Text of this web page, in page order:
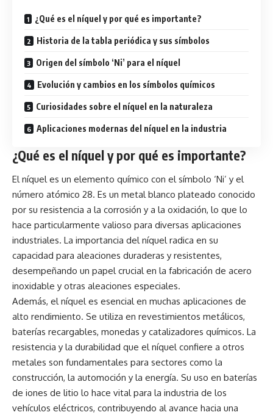
¿Qué es el níquel y por qué es importante?
Historia de la tabla periódica y sus símbolos
Origen del símbolo ‘Ni’ para el níquel
Evolución y cambios en los símbolos químicos
Curiosidades sobre el níquel en la naturaleza
Aplicaciones modernas del níquel en la industria
¿Qué es el níquel y por qué es importante?
El níquel es un elemento químico con el símbolo ‘Ni’ y el
número atómico 28. Es un metal blanco plateado conocido
por su resistencia a la corrosión y a la oxidación, lo que lo
hace particularmente valioso para diversas aplicaciones
industriales. La importancia del níquel radica en su
capacidad para aleaciones duraderas y resistentes,
desempeñando un papel crucial en la fabricación de acero
inoxidable y otras aleaciones especiales.
Además, el níquel es esencial en muchas aplicaciones de
alto rendimiento. Se utiliza en revestimientos metálicos,
baterías recargables, monedas y catalizadores químicos. La
resistencia y la durabilidad que el níquel confiere a otros
metales son fundamentales para sectores como la
construcción, la automoción y la energía. Su uso en baterías
de iones de litio lo hace vital para la industria de los
vehículos eléctricos, contribuyendo al avance hacia una